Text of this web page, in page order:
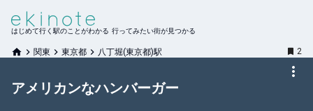
はじめて行く駅のことがわかる 行ってみたい街が見つかる
関東 東京都 八丁堀(東京都)駅 2
アメリカンなハンバーガー